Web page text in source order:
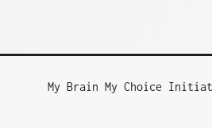
My Brain My Choice